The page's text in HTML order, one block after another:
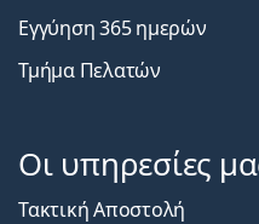
Εγγύηση 365 ημερών
Τμήμα Πελατών
Οι υπηρεσίες
Τακτική Αποστολή